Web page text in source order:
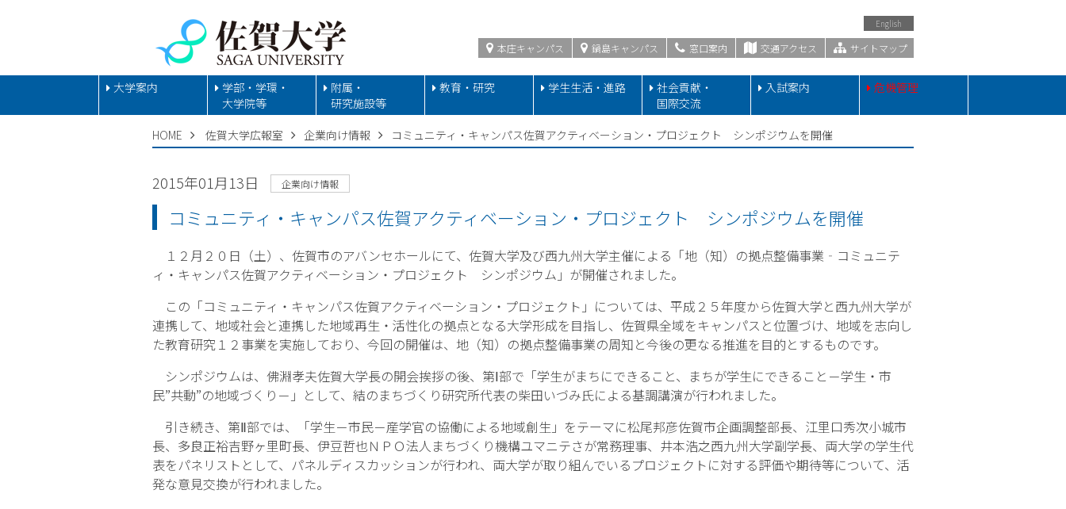
English
本庄キャンパス 鍋島キャンパス 窓口案内 交通アクセス サイトマップ
大学案内
学部・学環・
大学院等
附属・
研究施設等
教育・研究 学生生活・進路
社会貢献・
国際交流
入試案内 危機管理
HOME 佐賀大学広報室 企業向け情報 コミュニティ・キャンパス佐賀アクティベーション・プロジェクト シンポジウムを開催
2015年01月13日 企業向け情報
コミュニティ・キャンパス佐賀アクティベーション・プロジェクト シンポジウムを開催
１２月２０日（土）、佐賀市のアバンセホールにて、佐賀大学及び西九州大学主催による「地（知）の拠点整備事業‐コミュニテ
ィ・キャンパス佐賀アクティベーション・プロジェクト シンポジウム」が開催されました。
この「コミュニティ・キャンパス佐賀アクティベーション・プロジェクト」については、平成２５年度から佐賀大学と西九州大学が
連携して、地域社会と連携した地域再生・活性化の拠点となる大学形成を目指し、佐賀県全域をキャンパスと位置づけ、地域を志向し
た教育研究１２事業を実施しており、今回の開催は、地（知）の拠点整備事業の周知と今後の更なる推進を目的とするものです。
シンポジウムは、佛淵孝夫佐賀大学長の開会挨拶の後、第Ⅰ部で「学生がまちにできること、まちが学生にできること－学生・市
民”共動”の地域づくり－」として、結のまちづくり研究所代表の柴田いづみ氏による基調講演が行われました。
引き続き、第Ⅱ部では、「学生－市民－産学官の協働による地域創生」をテーマに松尾邦彦佐賀市企画調整部長、江里口秀次小城市
長、多良正裕吉野ヶ里町長、伊豆哲也ＮＰＯ法人まちづくり機構ユマニテさが常務理事、井本浩之西九州大学副学長、両大学の学生代
表をパネリストとして、パネルディスカッションが行われ、両大学が取り組んでいるプロジェクトに対する評価や期待等について、活
発な意見交換が行われました。